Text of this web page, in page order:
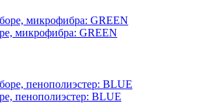
микрофибра: GREEN
пенополиэстер: BLUE